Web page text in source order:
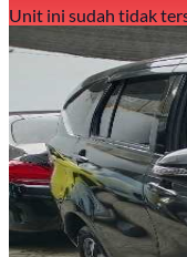
Unit ini sudah tidak